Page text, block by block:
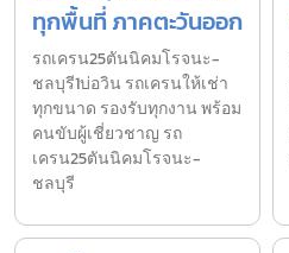
ทุกพื้นที่ ภาคตะวันออก
รถเครน25ตันนิคมโรจนะ-
ชลบุรี1บ่อวิน รถเครนให้เช่า
ทุกขนาด รองรับทุกงาน พร้อม
คนขับผู้เชี่ยวชาญ รถ
เครน25ตันนิคมโรจนะ-
ชลบุรี